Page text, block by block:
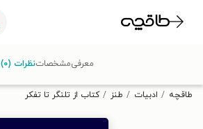
تخفیف از طاقچه دریافت کن.
طاقچه ادبیات طنز کتاب از تلنگر تا تفکر
معرفیمشخصاتنظرات (۰)